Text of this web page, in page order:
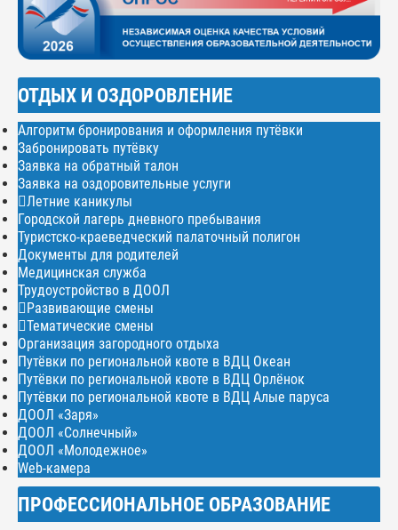
ОТДЫХ И ОЗДОРОВЛЕНИЕ
Алгоритм бронирования и оформления путёвки
Забронировать путёвку
Заявка на обратный талон
Заявка на оздоровительные услуги
Летние каникулы
Городской лагерь дневного пребывания
Туристско-краеведческий палаточный полигон
Документы для родителей
Медицинская служба
Трудоустройство в ДООЛ
Развивающие смены
Тематические смены
Организация загородного отдыха
Путёвки по региональной квоте в ВДЦ Океан
Путёвки по региональной квоте в ВДЦ Орлёнок
Путёвки по региональной квоте в ВДЦ Алые паруса
ДООЛ «Заря»
ДООЛ «Солнечный»
ДООЛ «Молодежное»
Web-камера
ПРОФЕССИОНАЛЬНОЕ ОБРАЗОВАНИЕ